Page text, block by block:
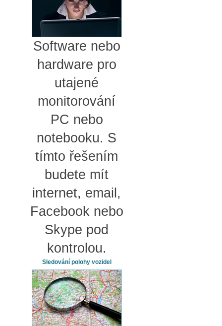
Software nebo
hardware pro
utajené
monitorování
PC nebo
notebooku. S
tímto řešením
budete mít
internet, email,
Facebook nebo
Skype pod
kontrolou.
Sledování polohy vozidel